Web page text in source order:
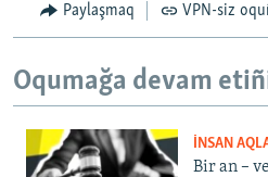
Paylaşmaq VPN-siz
Oqumağa devam
İNSAN
Bir an –